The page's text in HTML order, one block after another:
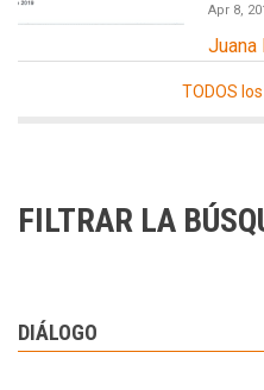
Apr 8,
Juana
TODOS
FILTRAR LA
DIÁLOGO